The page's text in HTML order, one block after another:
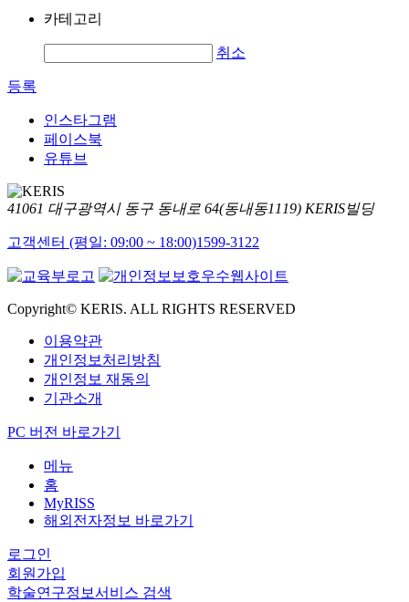
카테고리
취소
등록
인스타그램
페이스북
유튜브
41061 대구광역시 동구 동내로 64(동내동1119) KERIS빌딩
고객센터 (평일: 09:00 ~ 18:00)1599-3122
Copyright© KERIS. ALL RIGHTS RESERVED
이용약관
개인정보처리방침
개인정보 재동의
기관소개
PC 버전 바로가기
메뉴
홈
MyRISS
해외전자정보 바로가기
로그인
회원가입
학술연구정보서비스 검색